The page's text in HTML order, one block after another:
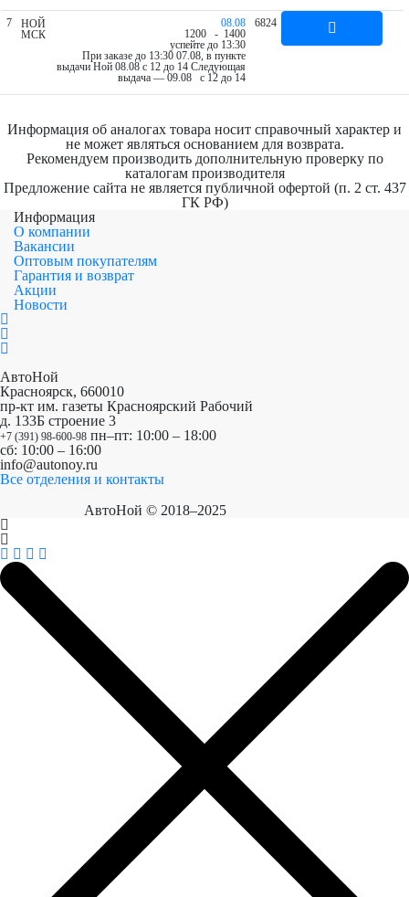
7
НОЙ
МСК
08.08
1200 - 1400
успейте до 13:30
При заказе до 13:30 07.08, в пункте
выдачи Ной 08.08 c 12 до 14 Следующая
выдача — 09.08 c 12 до 14
6824
Информация об аналогах товара носит справочный характер и
не может являться основанием для возврата.
Рекомендуем производить дополнительную проверку по
каталогам производителя
Предложение сайта не является публичной офертой (п. 2 ст. 437
ГК РФ)
Информация
О компании
Вакансии
Оптовым покупателям
Гарантия и возврат
Акции
Новости
АвтоНой
Красноярск, 660010
пр-кт им. газеты Красноярский Рабочий
д. 133Б строение 3
+7 (391) 98-600-98 пн–пт: 10:00 – 18:00
сб: 10:00 – 16:00
info@autonoy.ru
Все отделения и контакты
АвтоНой © 2018–2025